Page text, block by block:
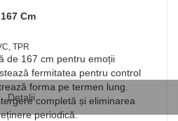
Detalii
Cm
TPR
de 167 cm pentru emoții
fermitatea pentru control
forma pe termen lung.
completă și eliminarea
periodică.